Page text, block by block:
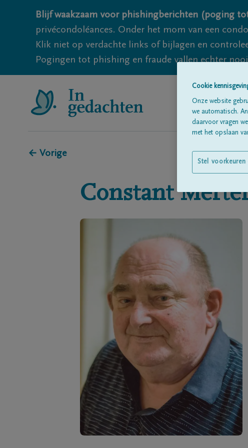
Blijf waakzaam voor phishingberichten (poging
privécondoléances. Onder het mom van een
Klik niet op verdachte links of bijlagen en
Pogingen tot phishing en fraude vallen echter
← Vorige
Constant
Cookie
Onze website
we automatisch.
daarvoor vragen
met het opslaan
Stel